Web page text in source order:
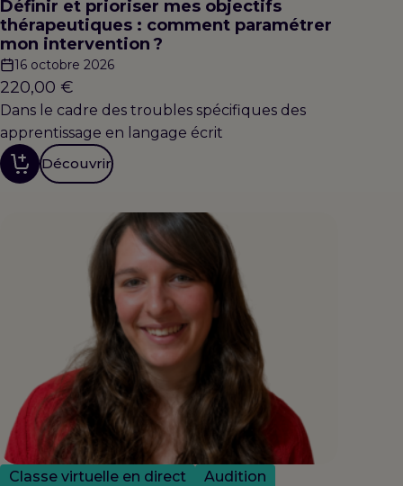
Définir et prioriser mes objectifs
thérapeutiques : comment paramétrer
mon intervention ?
16 octobre 2026
220,00 €
Dans le cadre des troubles spécifiques des
apprentissage en langage écrit
Découvrir
Classe virtuelle en direct Audition